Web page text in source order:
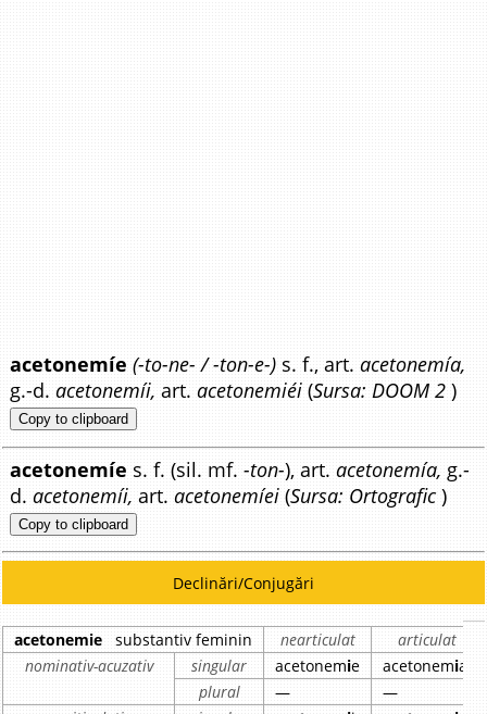
acetonemíe (-to-ne- / -ton-e-) s. f., art.acetonemía,
g.-d.acetonemíi, art.acetonemiéi (Sursa: DOOM 2 )
Copy to clipboard
acetonemíe s. f. (sil. mf.-ton-), art.acetonemía, g.-
d.acetonemíi, art.acetonemíei (Sursa: Ortografic )
Copy to clipboard
Declinări/Conjugări
acetonemie substantiv feminin nearticulat
articulat
nominativ-acuzativ
singular acetonemie acetonemia
plural
—
—